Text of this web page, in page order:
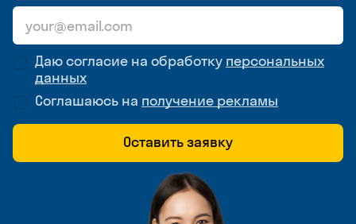
Даю согласие на обработку персональных
данных
Соглашаюсь на получение рекламы
Оставить заявку